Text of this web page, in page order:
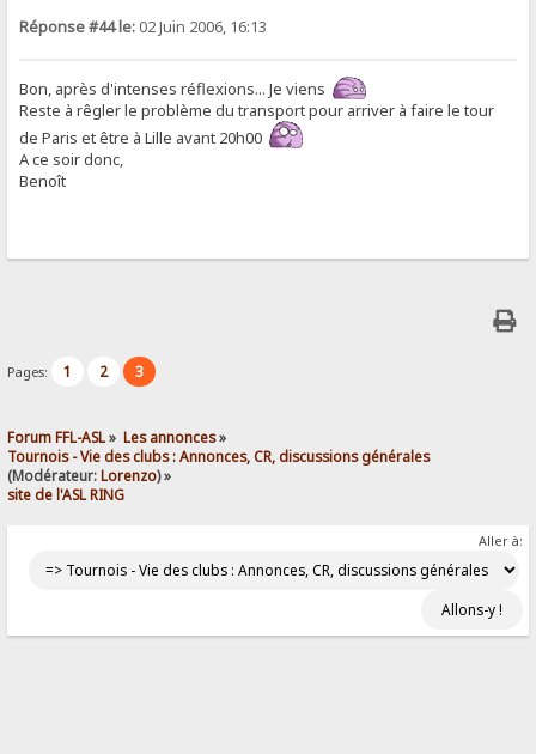
Réponse #44 le: 02 Juin 2006, 16:13
Bon, après d'intenses réflexions... Je viens
Reste à rêgler le problème du transport pour arriver à faire le tour
de Paris et être à Lille avant 20h00
A ce soir donc,
Benoît
Pages: 1 2 3
Forum FFL-ASL» Les annonces»
Tournois - Vie des clubs : Annonces, CR, discussions générales
(Modérateur:Lorenzo) »
site de l'ASL RING
Aller à: